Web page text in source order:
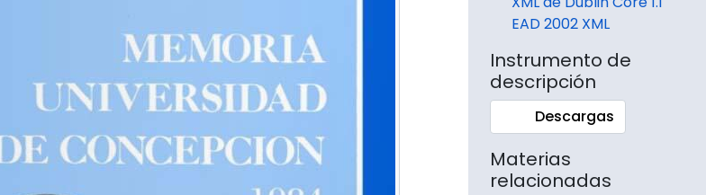
EAD 2002 XML
Instrumento de
descripción
Descargas
Materias
relacionadas